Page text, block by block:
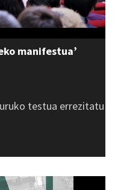
manifestua’
testua errezitatu